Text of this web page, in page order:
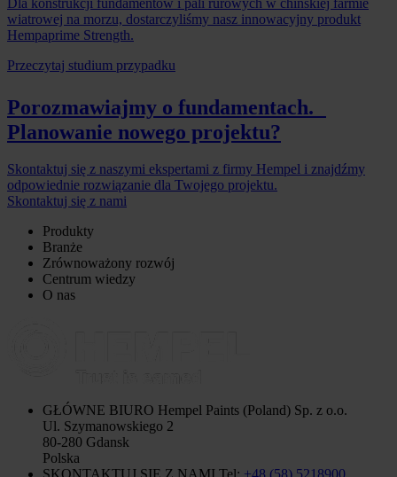
wiatrowej na morzu, dostarczyliśmy nasz innowacyjny produkt
Hempaprime Strength.
Przeczytaj studium przypadku
Porozmawiajmy o fundamentach.
Planowanie nowego projektu?
Skontaktuj się z naszymi ekspertami z firmy Hempel i znajdźmy
odpowiednie rozwiązanie dla Twojego projektu.
Skontaktuj się z nami
Produkty
Branże
Zrównoważony rozwój
Centrum wiedzy
O nas
GŁÓWNE BIURO Hempel Paints (Poland) Sp. z o.o.
Ul. Szymanowskiego 2
80-280 Gdansk
Polska